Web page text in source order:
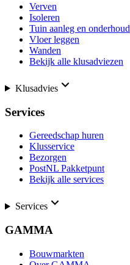
Verven
Isoleren
Tuin aanleg en onderhoud
Vloer leggen
Wanden
Bekijk alle klusadviezen
Klusadvies
Services
Gereedschap huren
Klusservice
Bezorgen
PostNL Pakketpunt
Bekijk alle services
Services
GAMMA
Bouwmarkten